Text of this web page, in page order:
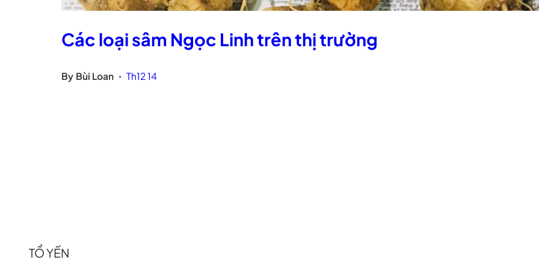
Các loại sâm Ngọc Linh trên thị trường
By Bùi Loan • Th12 14
TỔ YẾN